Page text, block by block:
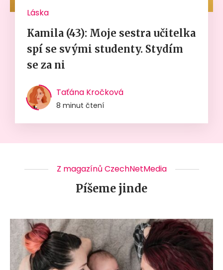
Láska
Kamila (43): Moje sestra učitelka
spí se svými studenty. Stydím
se za ni
Taťána Kročková
8 minut čtení
Z magazínů CzechNetMedia
Píšeme jinde